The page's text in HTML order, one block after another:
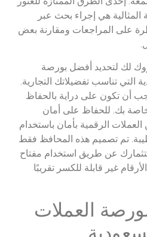
هي إجراء بحث عبر
على المراجعات ومقارنة بعض
لك لتحديد أفضل بورصة
التي تناسب تفضيلاتك التجارية.
أن تكون على دراية بالحفاظ
بك. للحفاظ على أمان
الرقمية بأمان باستخدام
تم تصميم هذه المحافظ فقط
عن طريق استخدام مفتاح
غير قابلة للكسر تقريبًا
العملات